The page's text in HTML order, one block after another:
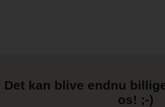
Det kan blive endnu
os! ;-)